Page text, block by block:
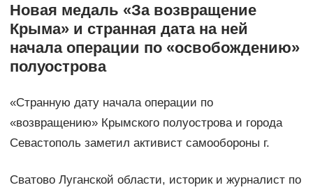
Новая медаль «За возвращение
Крыма» и странная дата на ней
начала операции по «освобождению»
полуострова
«Странную дату начала операции по
«возвращению» Крымского полуострова и города
Севастополь заметил активист самообороны г.
Сватово Луганской области, историк и журналист по